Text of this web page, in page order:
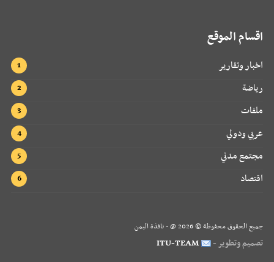
اقسام الموقع
اخبار وتقارير
رياضة
ملفات
عربي ودولي
مجتمع مدني
اقتصاد
جميع الحقوق محفوظة ©2026 @ - نافذة اليمن
تصميم وتطوير - ITU-TEAM